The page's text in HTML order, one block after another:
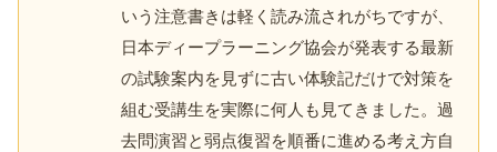
いう注意書きは軽く読み流されがちですが、
日本ディープラーニング協会が発表する最新
の試験案内を見ずに古い体験記だけで対策を
組む受講生を実際に何人も見てきました。過
去問演習と弱点復習を順番に進める考え方自